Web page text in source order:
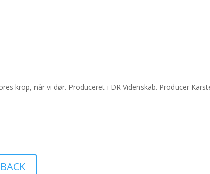
krop, når vi dør. Produceret i DR Videnskab. Producer
BACK